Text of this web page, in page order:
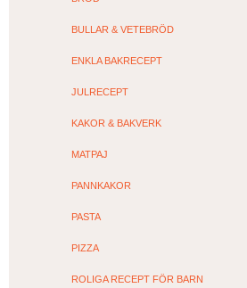
BULLAR & VETEBRÖD
ENKLA BAKRECEPT
JULRECEPT
KAKOR & BAKVERK
MATPAJ
PANNKAKOR
PASTA
PIZZA
ROLIGA RECEPT FÖR BARN